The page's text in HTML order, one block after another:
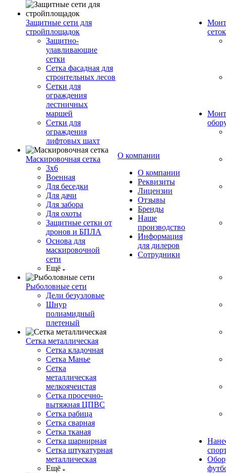
Защитные сети для
стройплощадок
Защитно-
улавливающие
сетки
Сетка фасадная для
строительных лесов
Сетки для
ограждения
лестничных
маршей
Сетки для
ограждения
лифтовых шахт
Маскировочная сетка
3х6
Военная
Для беседки
Для дачи
Для забора
Для охоты
Защитные сетки от
дронов и БПЛА
Основа для
маскировочной
сети
Ещё
Рыболовные сети
Дели безузловые
Шнур
полиамидный
плетеный
Сетка металлическая
Сетка кладочная
Сетка Манье
Сетка
металлическая
мелкоячеистая
Сетка просечно-
вытяжная ЦПВС
Сетка рабица
Сетка сварная
Сетка тканая
Сетка шарнирная
Сетка штукатурная
металлическая
Ещё
О компании
О компании
Реквизиты
Лицензии
Отзывы
Бренды
Наше
производство
Информация
для дилеров
Сотрудники
сеток